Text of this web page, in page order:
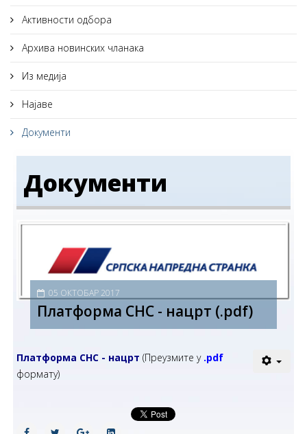
Активности одбора
Архива новинских чланака
Из медија
Најаве
Документи
Документи
05 ОКТОБАР 2017
Платформа СНС - нацрт (.pdf)
Платформа СНС - нацрт (Преузмите у .pdf
формату)